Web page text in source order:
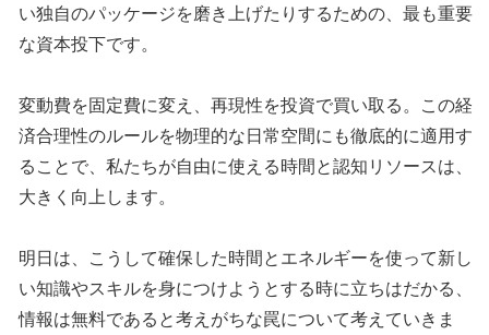
い独自のパッケージを磨き上げたりするための、最も重要
な資本投下です。
変動費を固定費に変え、再現性を投資で買い取る。この経
済合理性のルールを物理的な日常空間にも徹底的に適用す
ることで、私たちが自由に使える時間と認知リソースは、
大きく向上します。
明日は、こうして確保した時間とエネルギーを使って新し
い知識やスキルを身につけようとする時に立ちはだかる、
情報は無料であると考えがちな罠について考えていきま